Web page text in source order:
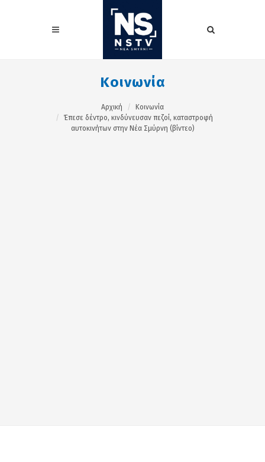
Κοινωνία
Αρχική
Κοινωνία
Έπεσε δέντρο, κινδύνευσαν πεζοί, καταστροφή
αυτοκινήτων στην Νέα Σμύρνη (βίντεο)